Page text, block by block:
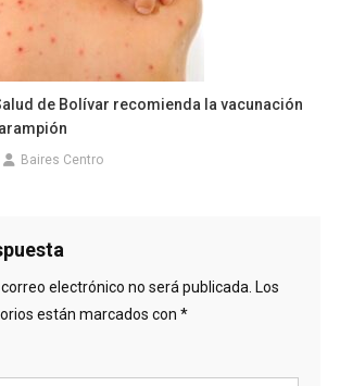
de Bolívar recomienda la vacunación
Baires Centro
electrónico no será publicada. Los
están marcados con *